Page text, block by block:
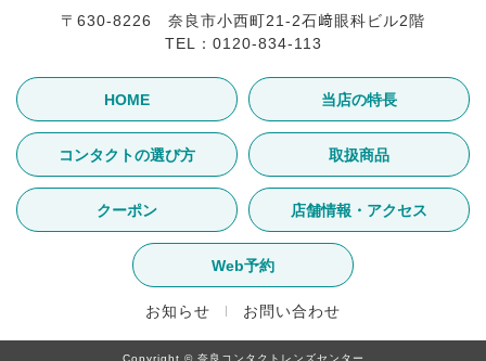
〒630-8226 奈良市小西町21-2石﨑眼科ビル2階
TEL： 0120-834-113
HOME 当店の特長
コンタクトの選び方 取扱商品
クーポン 店舗情報・アクセス
Web予約
お知らせ お問い合わせ
Copyright © 奈良コンタクトレンズセンター